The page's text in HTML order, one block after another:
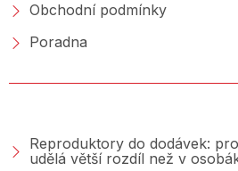
Obchodní podmínky
Poradna
Reproduktory do dodávek:
udělá větší rozdíl než v